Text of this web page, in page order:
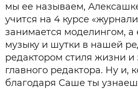
мы ее называем,
учится на 4 курсе
занимается моделингом, а
музыку и шутки в нашей
редактором стиля жизни и
главного редактора. Ну и,
благодаря Саше ты